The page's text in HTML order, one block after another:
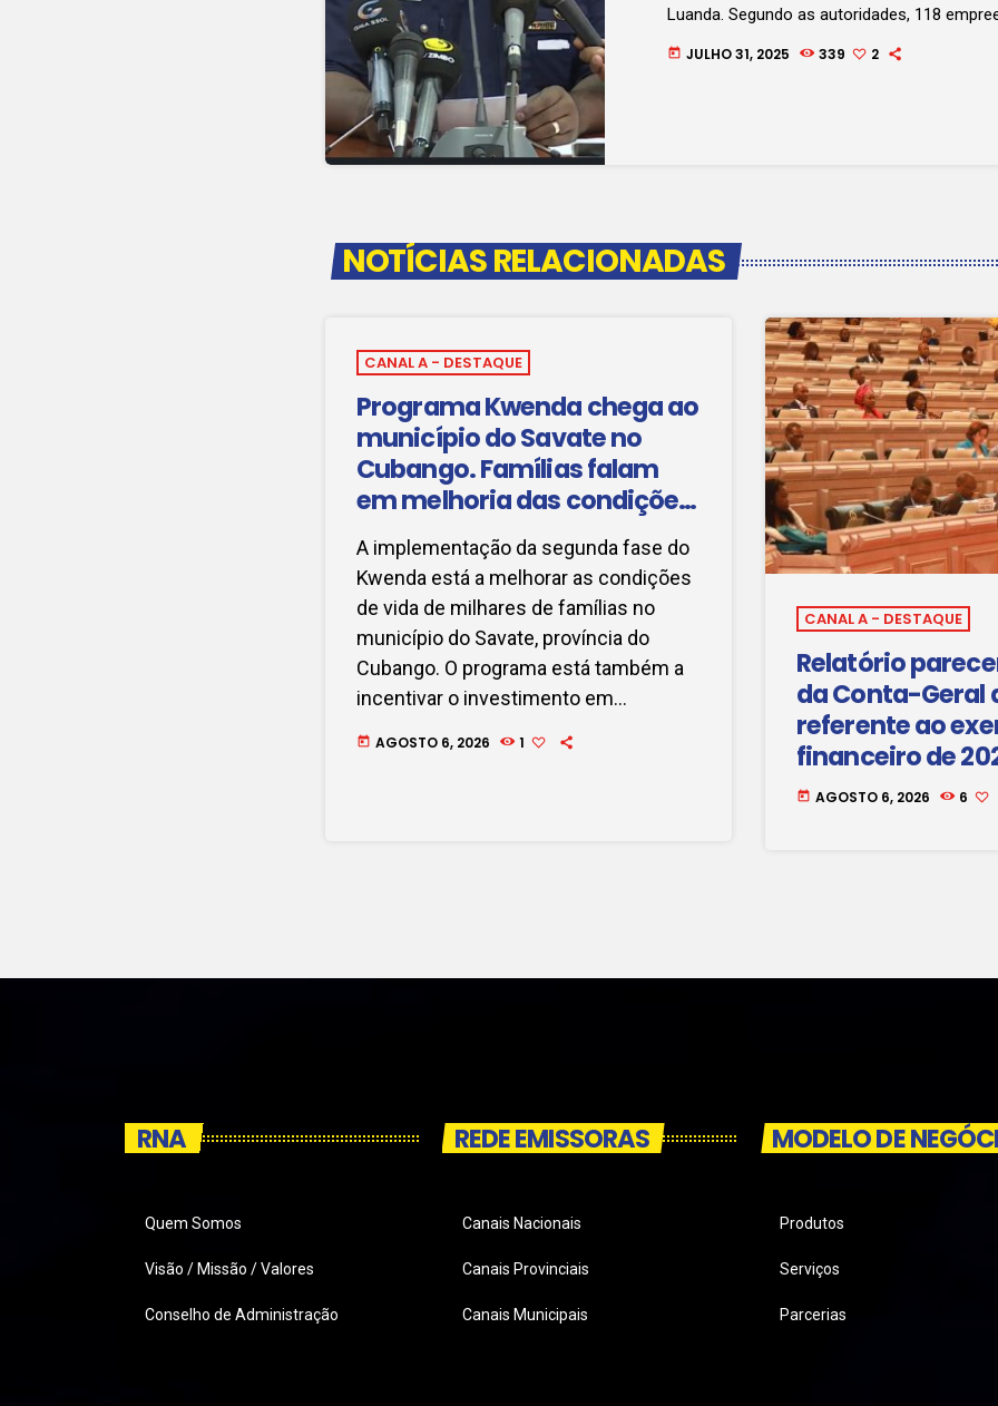
Luanda. Segundo as autoridades, 118
até ao momento 1500 pessoas
today JULHO 31, 2025 339 2
NOTÍCIAS RELACIONADAS
CANAL A - DESTAQUE
Programa Kwenda chega ao
município do Savate no
Cubango. Famílias falam
em melhoria das condições
de vida
A implementação da segunda fase do
Kwenda está a melhorar as condições
de vida de milhares de famílias no
município do Savate, província do
Cubango. O programa está também a
incentivar o investimento em
atividades produtivas e melhoria no
today AGOSTO 6, 2026 1
CANAL A - DESTAQUE
Relatório
da Conta-Geral
referente ao
financeiro de
a apreciação e
today AGOSTO 6, 2026 6
RNA
Quem Somos
Visão / Missão / Valores
Conselho de Administração
REDE EMISSORAS
Canais Nacionais
Canais Provinciais
Canais Municipais
MODELO DE
Produtos
Serviços
Parcerias